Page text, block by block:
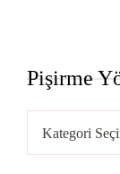
Pişirme
Yöntemleri